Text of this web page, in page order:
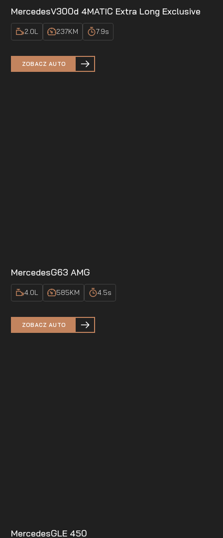
MercedesV300d 4MATIC Extra Long Exclusive
2.0L 237KM 7.9s
ZOBACZ AUTO
MercedesG63 AMG
4.0L 585KM 4.5s
ZOBACZ AUTO
MercedesGLE 450